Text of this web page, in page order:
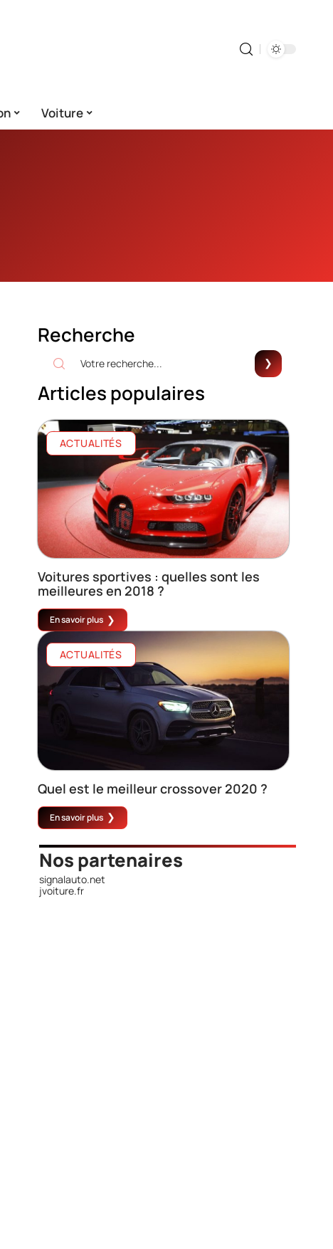
Voiture
Recherche
Articles populaires
ACTUALITÉS
Voitures sportives : quelles sont les
meilleures en 2018 ?
En savoir plus
ACTUALITÉS
Quel est le meilleur crossover 2020 ?
En savoir plus
Nos partenaires
signalauto.net
jvoiture.fr